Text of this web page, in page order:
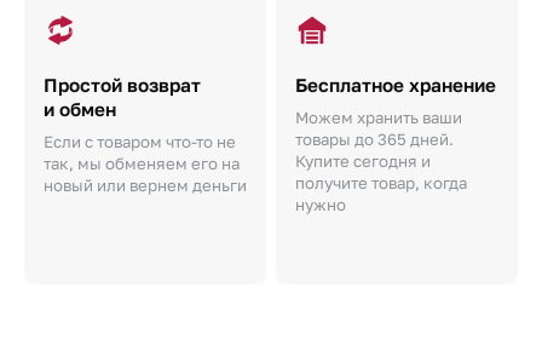
Простой возврат
и обмен
Если с товаром что-то не
так, мы обменяем его на
новый или вернем деньги
Бесплатное хранение
Можем хранить ваши
товары до 365 дней.
Купите сегодня и
получите товар, когда
нужно